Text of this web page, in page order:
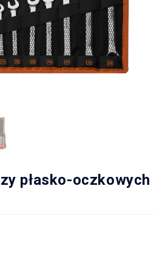
płasko-oczkowych